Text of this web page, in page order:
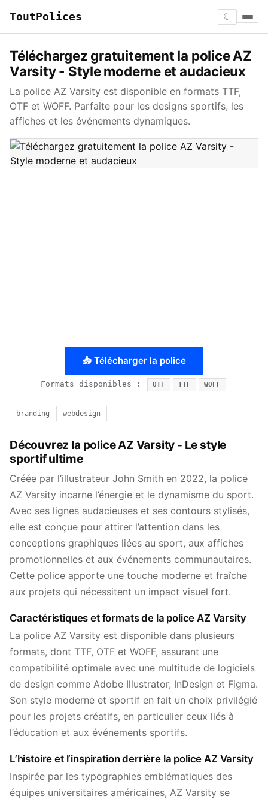
ToutPolices ☾
Téléchargez gratuitement la police AZ
Varsity - Style moderne et audacieux
La police AZ Varsity est disponible en formats TTF,
OTF et WOFF. Parfaite pour les designs sportifs, les
affiches et les événements dynamiques.
📥 Télécharger la police
Formats disponibles : OTF TTF WOFF
branding webdesign
Découvrez la police AZ Varsity - Le style
sportif ultime
Créée par l’illustrateur John Smith en 2022, la police
AZ Varsity incarne l’énergie et le dynamisme du sport.
Avec ses lignes audacieuses et ses contours stylisés,
elle est conçue pour attirer l’attention dans les
conceptions graphiques liées au sport, aux affiches
promotionnelles et aux événements communautaires.
Cette police apporte une touche moderne et fraîche
aux projets qui nécessitent un impact visuel fort.
Caractéristiques et formats de la police AZ Varsity
La police AZ Varsity est disponible dans plusieurs
formats, dont TTF, OTF et WOFF, assurant une
compatibilité optimale avec une multitude de logiciels
de design comme Adobe Illustrator, InDesign et Figma.
Son style moderne et sportif en fait un choix privilégié
pour les projets créatifs, en particulier ceux liés à
l’éducation et aux événements sportifs.
L’histoire et l’inspiration derrière la police AZ Varsity
Inspirée par les typographies emblématiques des
équipes universitaires américaines, AZ Varsity se